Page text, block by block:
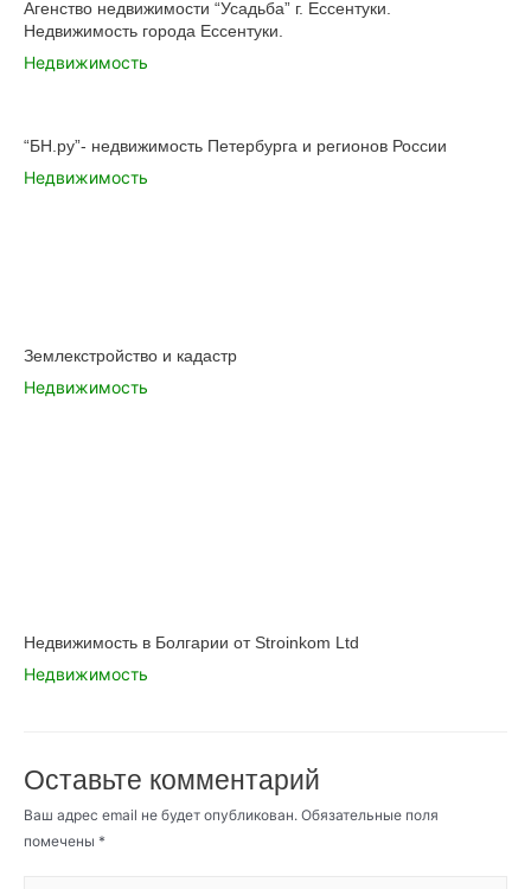
Агенство недвижимости “Усадьба” г. Ессентуки.
Недвижимость города Ессентуки.
Недвижимость
“БН.ру”- недвижимость Петербурга и регионов России
Недвижимость
Землекстройство и кадастр
Недвижимость
Недвижимость в Болгарии от Stroinkom Ltd
Недвижимость
Оставьте комментарий
Ваш адрес email не будет опубликован. Обязательные поля
помечены *